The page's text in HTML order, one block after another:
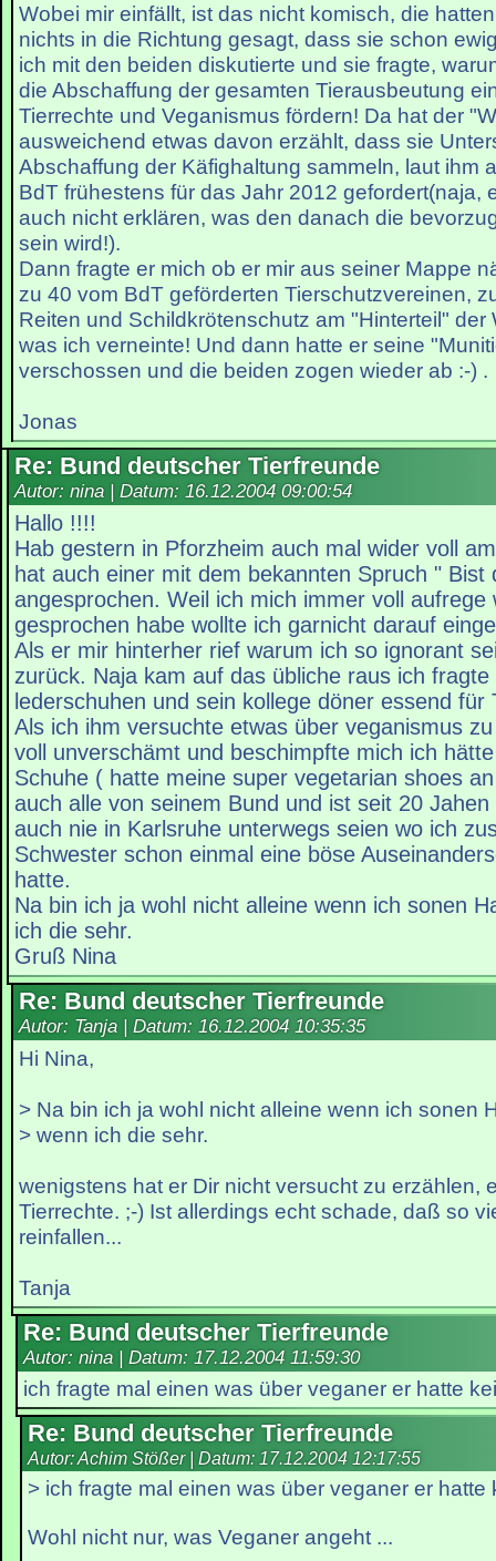
Wobei mir einfällt, ist das nicht komisch, die
nichts in die Richtung gesagt, dass sie schon
ich mit den beiden diskutierte und sie fragte,
die Abschaffung der gesamten Tierausbeutung
Tierrechte und Veganismus fördern! Da hat der
ausweichend etwas davon erzählt, dass sie
Abschaffung der Käfighaltung sammeln, laut ihm
BdT frühestens für das Jahr 2012 gefordert(naja,
auch nicht erklären, was den danach die
sein wird!).
Dann fragte er mich ob er mir aus seiner Mappe
zu 40 vom BdT geförderten Tierschutzvereinen,
Reiten und Schildkrötenschutz am "Hinterteil" der
was ich verneinte! Und dann hatte er seine
verschossen und die beiden zogen wieder ab :-) .
Jonas
Re: Bund deutscher Tierfreunde
Autor: nina | Datum: 16.12.2004 09:00:54
Hallo !!!!
Hab gestern in Pforzheim auch mal wider voll
hat auch einer mit dem bekannten Spruch " Bist
angesprochen. Weil ich mich immer voll aufrege
gesprochen habe wollte ich garnicht darauf
Als er mir hinterher rief warum ich so ignorant
zurück. Naja kam auf das übliche raus ich
lederschuhen und sein kollege döner essend für
Als ich ihm versuchte etwas über veganismus
voll unverschämt und beschimpfte mich ich
Schuhe ( hatte meine super vegetarian shoes
auch alle von seinem Bund und ist seit 20
auch nie in Karlsruhe unterwegs seien wo ich
Schwester schon einmal eine böse
hatte.
Na bin ich ja wohl nicht alleine wenn ich sonen
ich die sehr.
Gruß Nina
Re: Bund deutscher Tierfreunde
Autor: Tanja | Datum: 16.12.2004 10:35:35
Hi Nina,
> Na bin ich ja wohl nicht alleine wenn ich sonen
> wenn ich die sehr.
wenigstens hat er Dir nicht versucht zu erzählen,
Tierrechte. ;-) Ist allerdings echt schade, daß so
reinfallen...
Tanja
Re: Bund deutscher Tierfreunde
Autor: nina | Datum: 17.12.2004 11:59:30
ich fragte mal einen was über veganer er hatte
Re: Bund deutscher Tierfreunde
Autor: Achim Stößer | Datum: 17.12.2004 12:17:55
> ich fragte mal einen was über veganer er hatte
Wohl nicht nur, was Veganer angeht ...